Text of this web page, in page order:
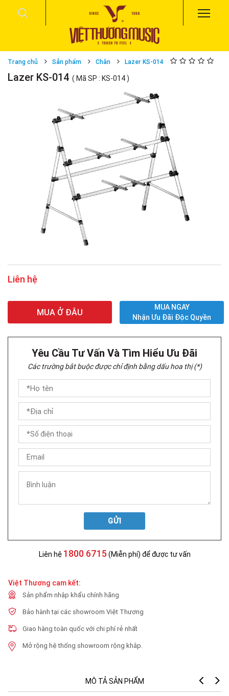
Trang chủ Sản phẩm Chân Lazer KS-014
Lazer KS-014 ( Mã SP : KS-014 )
Liên hệ
MUA Ở ĐÂU
MUA NGAY
Nhận Ưu Đãi Độc Quyền
Yêu Cầu Tư Vấn Và Tìm Hiểu Ưu Đãi
Các trường bắt buộc được chỉ định bằng dấu hoa thị (*)
GỬI
Liên hệ 1800 6715 (Miễn phí) để được tư vấn
Việt Thương cam kết:
Sản phẩm nhập khẩu chính hãng
Bảo hành tại các showroom Việt Thương
Giao hàng toàn quốc với chi phí rẻ nhất
Mở rộng hệ thống showroom rộng khắp.
MÔ TẢ SẢN PHẨM